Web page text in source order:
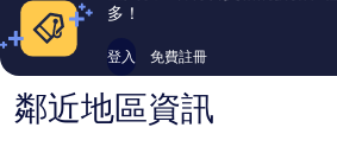
多！
登入 免費註冊
鄰近地區資訊